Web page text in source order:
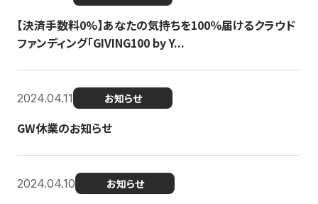
【決済手数料0%】あなたの気持ちを100％届けるクラウド
ファンディング「GIVING100 by Y...
2024.04.11 お知らせ
GW休業のお知らせ
2024.04.10 お知らせ